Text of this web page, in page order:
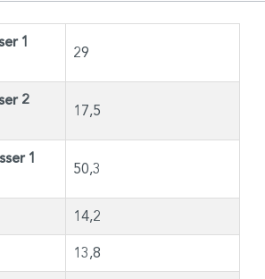
1
29
2
17,5
1
50,3
14,2
13,8